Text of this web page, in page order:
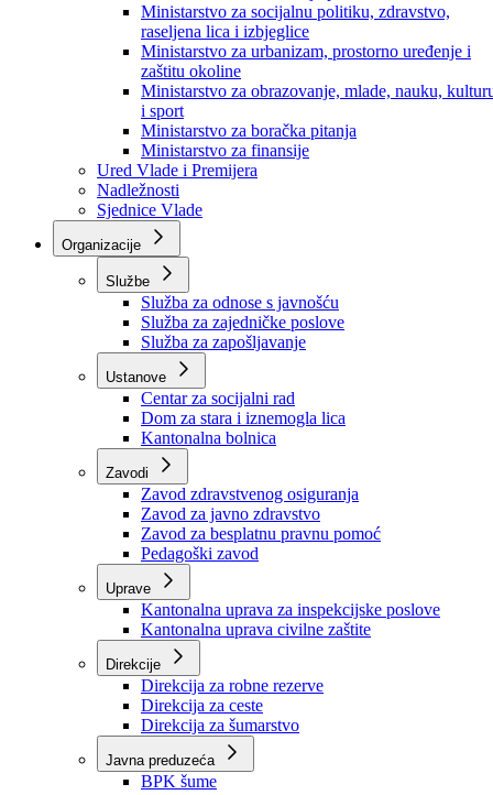
Ministarstvo za privredu
Ministarstvo za pravosuđe, upravu i radne odnose
Ministarstvo za unutrašnje poslove
Ministarstvo za socijalnu politiku, zdravstvo,
raseljena lica i izbjeglice
Ministarstvo za urbanizam, prostorno uređenje i
zaštitu okoline
Ministarstvo za obrazovanje, mlade, nauku,
i sport
Ministarstvo za boračka pitanja
Ministarstvo za finansije
Ured Vlade i Premijera
Nadležnosti
Sjednice Vlade
Organizacije
Službe
Služba za odnose s javnošću
Služba za zajedničke poslove
Služba za zapošljavanje
Ustanove
Centar za socijalni rad
Dom za stara i iznemogla lica
Kantonalna bolnica
Zavodi
Zavod zdravstvenog osiguranja
Zavod za javno zdravstvo
Zavod za besplatnu pravnu pomoć
Pedagoški zavod
Kantonalna uprava za inspekcijske poslove
Kantonalna uprava civilne zaštite
Direkcije
Direkcija za robne rezerve
Direkcija za ceste
Direkcija za šumarstvo